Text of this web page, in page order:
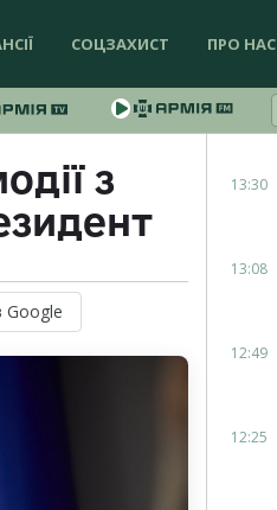
СОЦЗАХИСТ ПРО НАС
з
Google
13:30
13:08
12:49
12:25